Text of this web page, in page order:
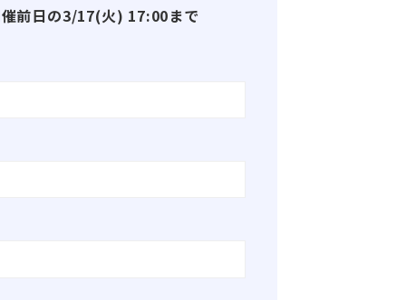
前日の3/17(火) 17:00まで